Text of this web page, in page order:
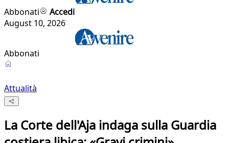
Abbonati
Accedi
August 10, 2026
Abbonati
Attualità
La Corte dell'Aja indaga sulla Guardia